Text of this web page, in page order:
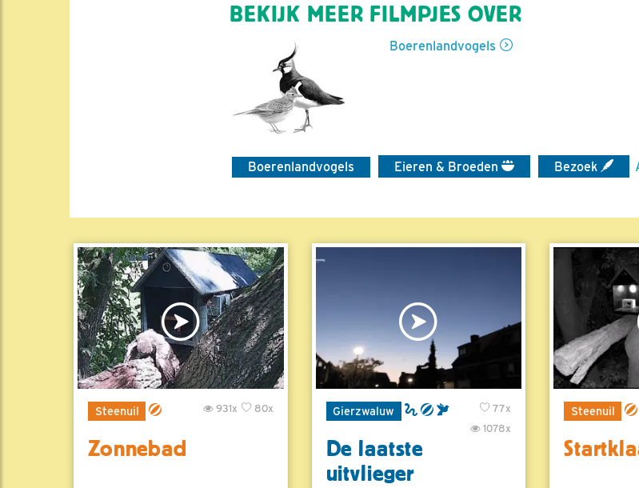
BEKIJK MEER FILMPJES OVER
Boerenlandvogels
Boerenlandvogels Eieren & Broeden Bezoek
Steenuil 80x
931x
Zonnebad
Gierzwaluw
77x
1078x
De laatste
uitvlieger
Steenuil